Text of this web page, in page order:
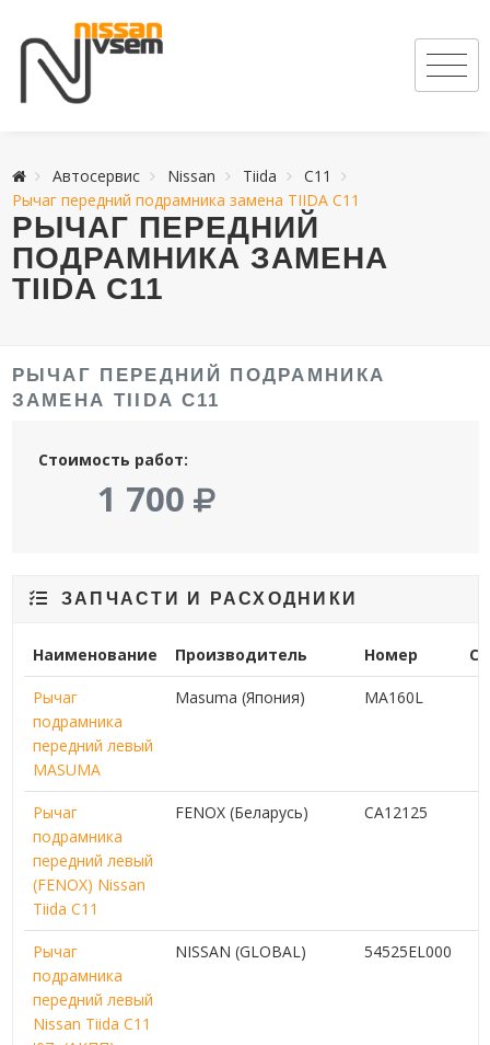
Автосервис Nissan Tiida
C11
Рычаг передний подрамника замена TIIDA C11
РЫЧАГ ПЕРЕДНИЙ
ПОДРАМНИКА ЗАМЕНА
TIIDA C11
РЫЧАГ ПЕРЕДНИЙ ПОДРАМНИКА
ЗАМЕНА TIIDA C11
Стоимость работ:
1 700
ЗАПЧАСТИ И РАСХОДНИКИ
Наименование Производитель Номер
Рычаг
подрамника
передний левый
MASUMA
Masuma (Япония) MA160L
Рычаг
подрамника
передний левый
(FENOX) Nissan
Tiida C11
FENOX (Беларусь) CA12125
Рычаг
подрамника
передний левый
Nissan Tiida C11
NISSAN (GLOBAL) 54525EL000